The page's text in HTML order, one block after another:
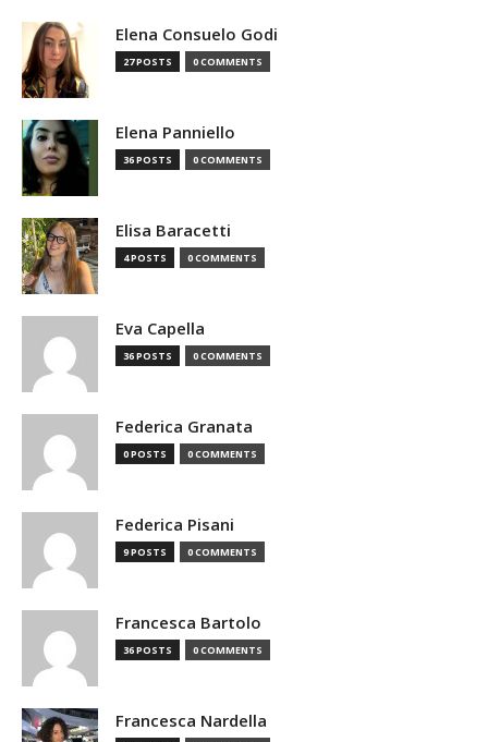
Elena Consuelo Godi
27 POSTS 0 COMMENTS
Elena Panniello
36 POSTS 0 COMMENTS
Elisa Baracetti
4 POSTS 0 COMMENTS
Eva Capella
36 POSTS 0 COMMENTS
Federica Granata
0 POSTS 0 COMMENTS
Federica Pisani
9 POSTS 0 COMMENTS
Francesca Bartolo
36 POSTS 0 COMMENTS
Francesca Nardella